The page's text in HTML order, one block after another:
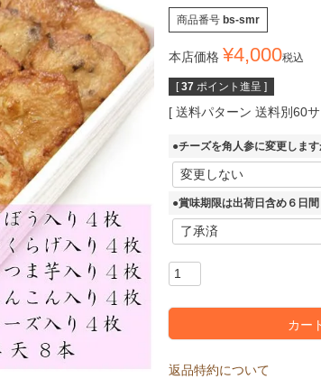
商品番号 bs-smr
本店価格 ¥4,000税込
[ 37 ポイント進呈 ]
送料パターン 送料別60
●チーズを角人参に変更します
●賞味期限は出荷日含め６日
カー
返品特約について